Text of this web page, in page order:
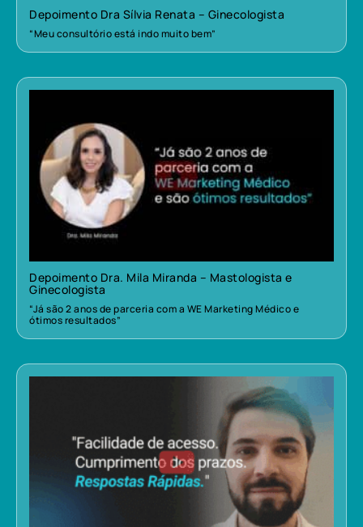
Depoimento Dra Sílvia Renata – Ginecologista
“Meu consultório está indo muito bem”
Depoimento Dra. Mila Miranda – Mastologista e
Ginecologista
“Já são 2 anos de parceria com a WE Marketing Médico e
ótimos resultados”